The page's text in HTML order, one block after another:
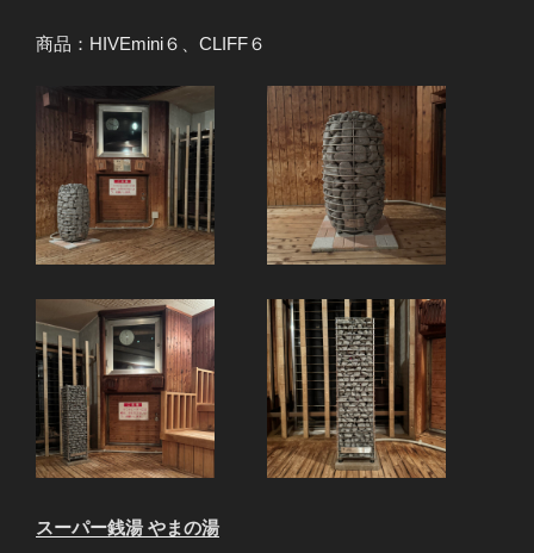
商品：HIVEmini６、CLIFF６
スーパー銭湯 やまの湯